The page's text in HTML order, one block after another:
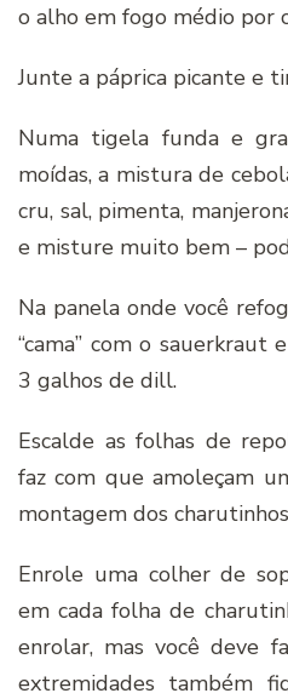
o alho em fogo médio por
Junte a páprica picante e
Numa tigela funda e
moídas, a mistura de
cru, sal, pimenta,
e misture muito bem –
Na panela onde você
“cama” com o
3 galhos de dill.
Escalde as folhas de
faz com que amoleçam
montagem dos
Enrole uma colher de
em cada folha de
enrolar, mas você deve
extremidades também